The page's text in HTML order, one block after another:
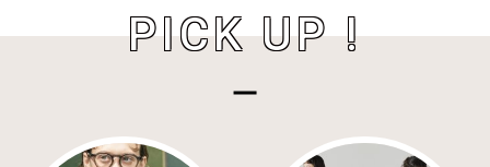
PICK UP !